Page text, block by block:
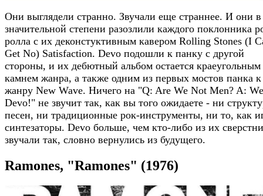
Они выглядели странно. Звучали еще страннее. И они в
значительной степени разозлили каждого поклонника
ролла с их деконстуктивным кавером Rolling Stones (I
Get No) Satisfaction. Devo подошли к панку с другой
стороны, и их дебютный альбом остается краеугольным
камнем жанра, а также одним из первых мостов панка к
жанру New Wave. Ничего на "Q: Are We Not Men? A:
Devo!" не звучит так, как вы того ожидаете - ни
песен, ни традиционные рок-инструменты, ни то, как
синтезаторы. Devo больше, чем кто-либо из их
звучали так, словно вернулись из будущего.
Ramones, "Ramones" (1976)